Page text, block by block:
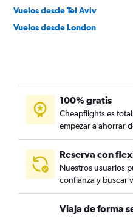
Vuelos desde Tel Aviv
Vuelos desde London
100% gratis
Cheapflights es
empezar a ahorrar
Reserva con
Nuestros usuarios
confianza y buscar
Viaja de forma